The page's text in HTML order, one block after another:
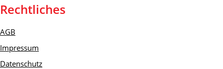
Rechtliches
AGB
Impressum
Datenschutz